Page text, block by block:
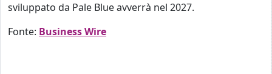
sviluppato da Pale Blue avverrà nel 2027.
Fonte: Business Wire